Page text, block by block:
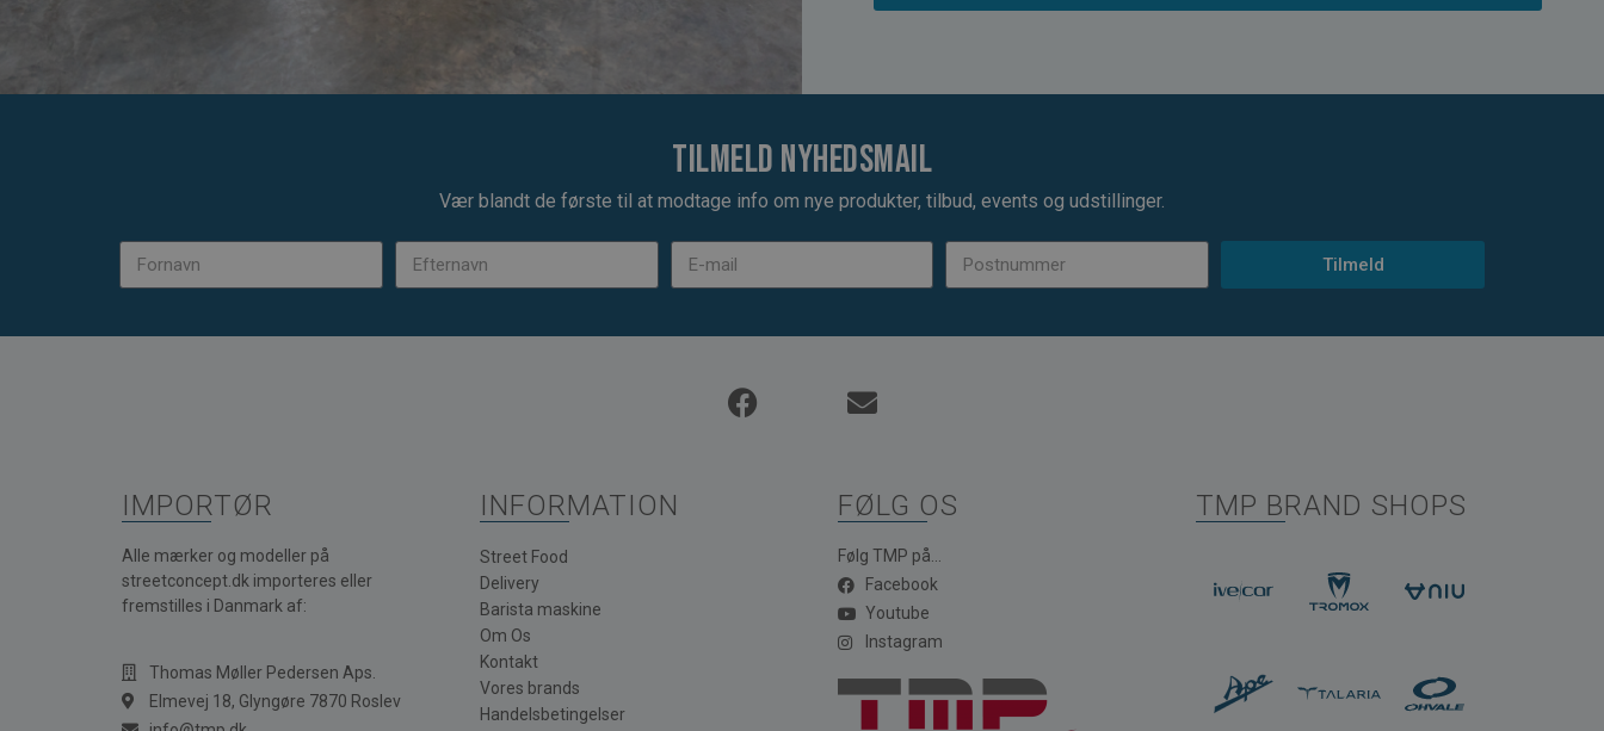
Tilmeld nyhedsmail
Vær blandt de første til at modtage info om nye produkter, tilbud, events og udstillinger.
Tilmeld
IMPORTØR
Alle mærker og modeller på
streetconcept.dk importeres eller
fremstilles i Danmark af:
Thomas Møller Pedersen Aps.
Elmevej 18, Glyngøre 7870 Roslev
INFORMATION
Street Food
Delivery
Barista maskine
Om Os
Kontakt
Vores brands
Handelsbetingelser
FØLG OS
Følg TMP på...
Facebook
Youtube
Instagram
TMP BRAND SHOPS